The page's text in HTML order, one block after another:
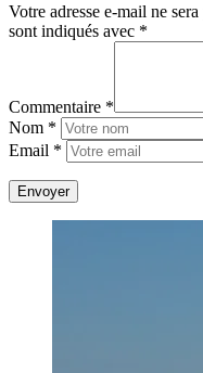
Votre adresse e-mail ne
sont indiqués avec *
Commentaire *
Nom *
Email *